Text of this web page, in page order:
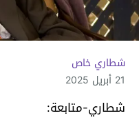
شطاري خاص
21 أبريل 2025
شطاري-متابعة: